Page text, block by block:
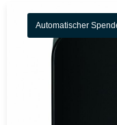
Automatischer